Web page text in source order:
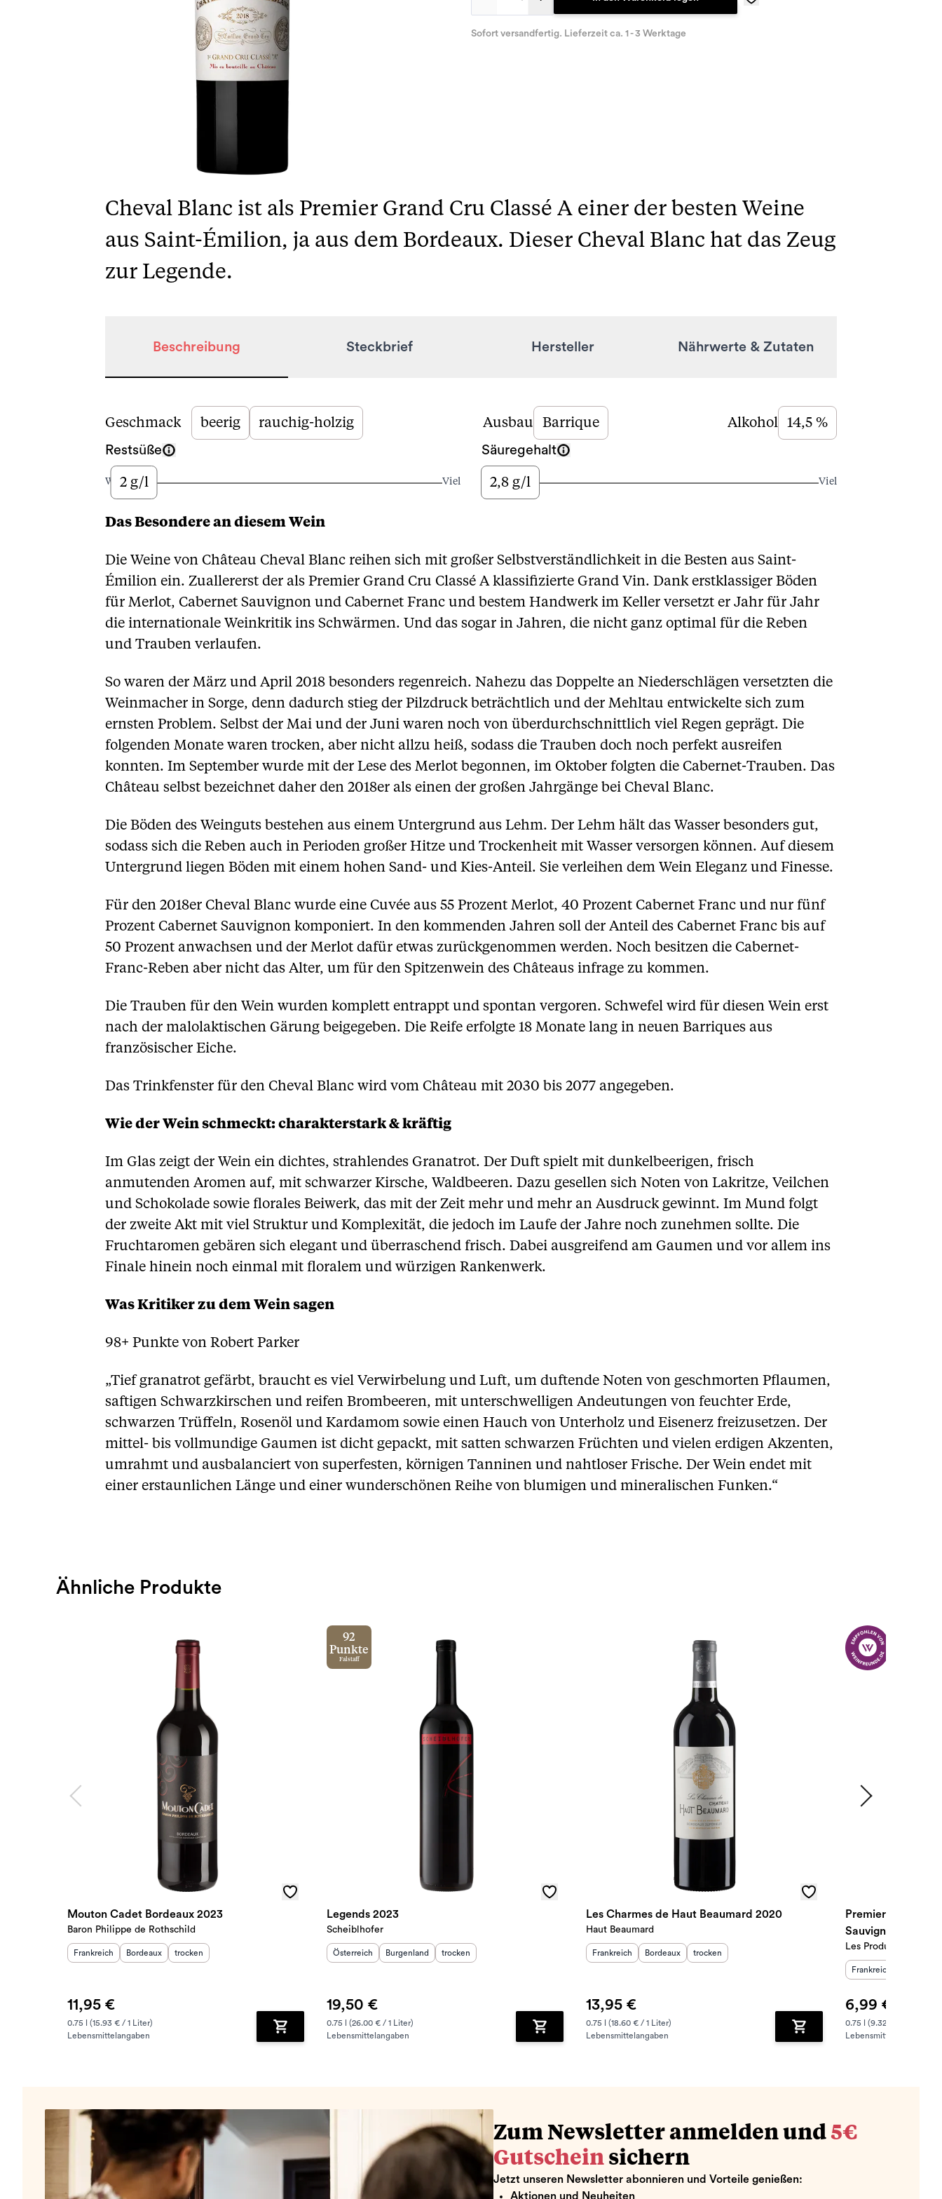
Sofort versandfertig. Lieferzeit ca. 1 - 3 Werktage
Cheval Blanc ist als Premier Grand Cru Classé A einer der besten Weine
aus Saint-Émilion, ja aus dem Bordeaux. Dieser Cheval Blanc hat das Zeug
zur Legende.
Beschreibung Steckbrief Hersteller Nährwerte & Zutaten
Beschreibung
Geschmack beerig rauchig-holzig Ausbau Barrique Alkohol
14,5 %
Restsüße
Wenig2 g/l Viel
Säuregehalt
Wenig
2,8 g/l Viel
Das Besondere an diesem Wein
Die Weine von Château Cheval Blanc reihen sich mit großer Selbstverständlichkeit in die Besten aus Saint-
Émilion ein. Zuallererst der als Premier Grand Cru Classé A klassifizierte Grand Vin. Dank erstklassiger Böden
für Merlot, Cabernet Sauvignon und Cabernet Franc und bestem Handwerk im Keller versetzt er Jahr für Jahr
die internationale Weinkritik ins Schwärmen. Und das sogar in Jahren, die nicht ganz optimal für die Reben
und Trauben verlaufen.
So waren der März und April 2018 besonders regenreich. Nahezu das Doppelte an Niederschlägen versetzten die
Weinmacher in Sorge, denn dadurch stieg der Pilzdruck beträchtlich und der Mehltau entwickelte sich zum
ernsten Problem. Selbst der Mai und der Juni waren noch von überdurchschnittlich viel Regen geprägt. Die
folgenden Monate waren trocken, aber nicht allzu heiß, sodass die Trauben doch noch perfekt ausreifen
konnten. Im September wurde mit der Lese des Merlot begonnen, im Oktober folgten die Cabernet-Trauben. Das
Château selbst bezeichnet daher den 2018er als einen der großen Jahrgänge bei Cheval Blanc.
Die Böden des Weinguts bestehen aus einem Untergrund aus Lehm. Der Lehm hält das Wasser besonders gut,
sodass sich die Reben auch in Perioden großer Hitze und Trockenheit mit Wasser versorgen können. Auf diesem
Untergrund liegen Böden mit einem hohen Sand- und Kies-Anteil. Sie verleihen dem Wein Eleganz und Finesse.
Für den 2018er Cheval Blanc wurde eine Cuvée aus 55 Prozent Merlot, 40 Prozent Cabernet Franc und nur fünf
Prozent Cabernet Sauvignon komponiert. In den kommenden Jahren soll der Anteil des Cabernet Franc bis auf
50 Prozent anwachsen und der Merlot dafür etwas zurückgenommen werden. Noch besitzen die Cabernet-
Franc-Reben aber nicht das Alter, um für den Spitzenwein des Châteaus infrage zu kommen.
Die Trauben für den Wein wurden komplett entrappt und spontan vergoren. Schwefel wird für diesen Wein erst
nach der malolaktischen Gärung beigegeben. Die Reife erfolgte 18 Monate lang in neuen Barriques aus
französischer Eiche.
Das Trinkfenster für den Cheval Blanc wird vom Château mit 2030 bis 2077 angegeben.
Wie der Wein schmeckt: charakterstark & kräftig
Im Glas zeigt der Wein ein dichtes, strahlendes Granatrot. Der Duft spielt mit dunkelbeerigen, frisch
anmutenden Aromen auf, mit schwarzer Kirsche, Waldbeeren. Dazu gesellen sich Noten von Lakritze, Veilchen
und Schokolade sowie florales Beiwerk, das mit der Zeit mehr und mehr an Ausdruck gewinnt. Im Mund folgt
der zweite Akt mit viel Struktur und Komplexität, die jedoch im Laufe der Jahre noch zunehmen sollte. Die
Fruchtaromen gebären sich elegant und überraschend frisch. Dabei ausgreifend am Gaumen und vor allem ins
Finale hinein noch einmal mit floralem und würzigen Rankenwerk.
Was Kritiker zu dem Wein sagen
98+ Punkte von Robert Parker
„Tief granatrot gefärbt, braucht es viel Verwirbelung und Luft, um duftende Noten von geschmorten Pflaumen,
saftigen Schwarzkirschen und reifen Brombeeren, mit unterschwelligen Andeutungen von feuchter Erde,
schwarzen Trüffeln, Rosenöl und Kardamom sowie einen Hauch von Unterholz und Eisenerz freizusetzen. Der
mittel- bis vollmundige Gaumen ist dicht gepackt, mit satten schwarzen Früchten und vielen erdigen Akzenten,
umrahmt und ausbalanciert von superfesten, körnigen Tanninen und nahtloser Frische. Der Wein endet mit
einer erstaunlichen Länge und einer wunderschönen Reihe von blumigen und mineralischen Funken.“
Ähnliche Produkte
Mouton Cadet Bordeaux 2023
Baron Philippe de Rothschild
Herkunftsland :
Frankreich Herkunftsregion:
Bordeaux Geschmack
trocken
11,95 €
0.75 l (15.93 € / 1 Liter)
Lebensmittelangaben
Zum Warenkorb hinzufügen
92
Punkte
Falstaff
Legends 2023
Scheiblhofer
Herkunftsland :
Österreich Herkunftsregion:
Burgenland Geschmack
trocken
19,50 €
0.75 l (26.00 € / 1 Liter)
Lebensmittelangaben
Zum Warenkorb hinzufügen
Les Charmes de Haut Beaumard 2020
Haut Beaumard
Herkunftsland :
Frankreich Herkunftsregion:
Bordeaux Geschmack
trocken
13,95 €
0.75 l (18.60 € / 1 Liter)
Lebensmittelangaben
Zum Warenkorb hinzufügen
Premier Rendez-
Sauvignon 2024
Les Producteurs
Herkunftsland
Frankreich
6,99 €
0.75 l (9.32 € / 1 Liter)
Lebensmittelangaben
Zum Newsletter anmelden und 5€
Gutschein sichern
Jetzt unseren Newsletter abonnieren und Vorteile genießen:
Aktionen und Neuheiten